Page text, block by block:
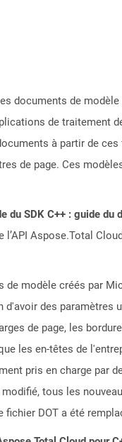
documents de
de traitement
à partir de
de page. Ces
du SDK C++ : guide du
l’API Aspose.Total
modèle créés par
d'avoir des
de page, les
les en-têtes de
pris en charge par
tous les
DOT a été